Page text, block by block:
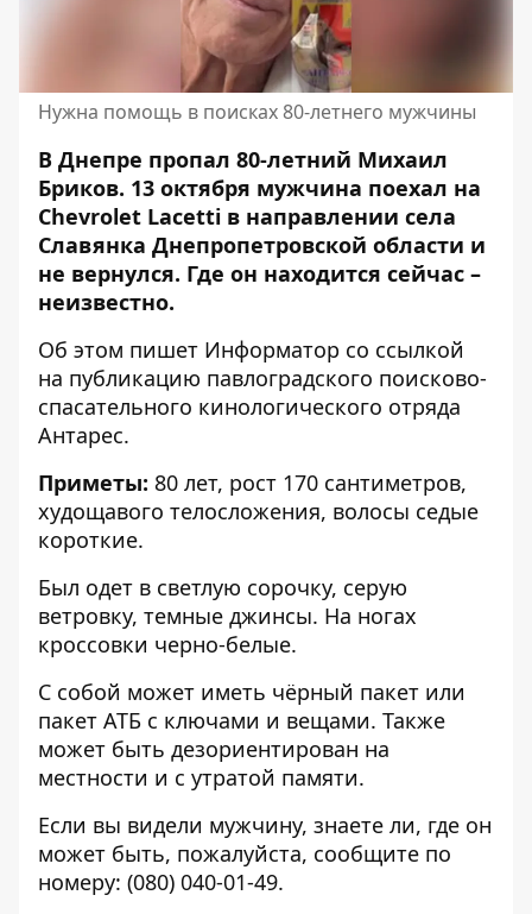
Нужна помощь в поисках 80-летнего мужчины
В Днепре пропал 80-летний Михаил
Бриков. 13 октября мужчина поехал на
Chevrolet Lacetti в направлении села
Славянка Днепропетровской области и
не вернулся. Где он находится сейчас –
неизвестно.
Об этом пишет Информатор со ссылкой
на публикацию павлоградского поисково-
спасательного кинологического отряда
Антарес.
Приметы: 80 лет, рост 170 сантиметров,
худощавого телосложения, волосы седые
короткие.
Был одет в светлую сорочку, серую
ветровку, темные джинсы. На ногах
кроссовки черно-белые.
С собой может иметь чёрный пакет или
пакет АТБ с ключами и вещами. Также
может быть дезориентирован на
местности и с утратой памяти.
Если вы видели мужчину, знаете ли, где он
может быть, пожалуйста, сообщите по
номеру: (080) 040-01-49.